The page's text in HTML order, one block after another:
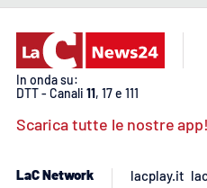
Food
Storie
In onda su:
DTT - Canali 11, 17 e 111
Scarica tutte le nostre app!
LaC Network
lacplay.it